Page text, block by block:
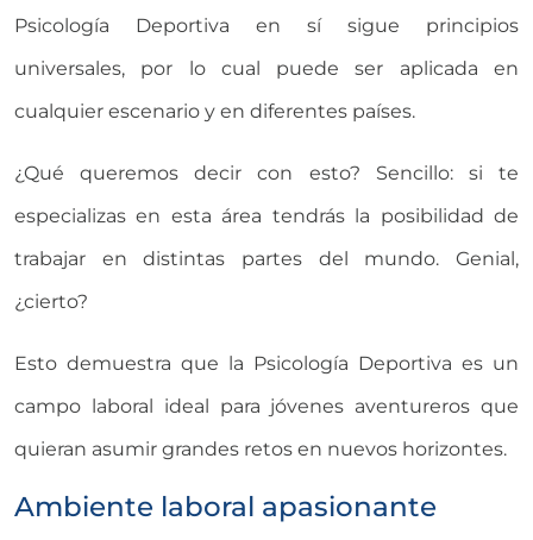
Psicología Deportiva en sí sigue principios
universales, por lo cual puede ser aplicada en
cualquier escenario y en diferentes países.
¿Qué queremos decir con esto? Sencillo: si te
especializas en esta área tendrás la posibilidad de
trabajar en distintas partes del mundo. Genial,
¿cierto?
Esto demuestra que la Psicología Deportiva es un
campo laboral ideal para jóvenes aventureros que
quieran asumir grandes retos en nuevos horizontes.
Ambiente laboral apasionante